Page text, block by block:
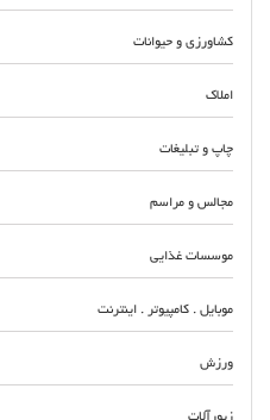
کشاورزی و حیوانات
املاک
چاپ و تبلیغات
مجالس و مراسم
موسسات غذایی
موبایل . کامپیوتر . اینترنت
ورزش